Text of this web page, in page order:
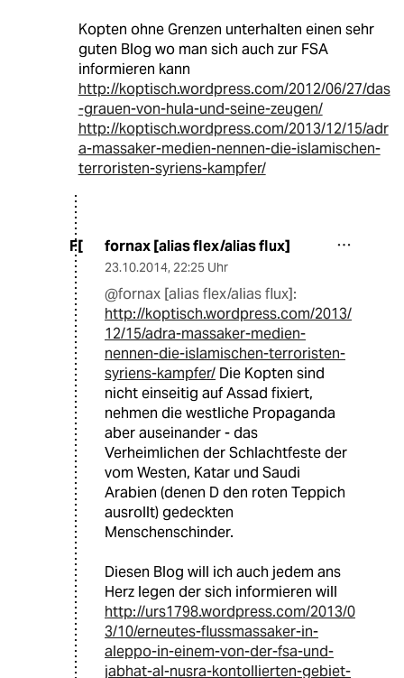
Kopten ohne Grenzen unterhalten einen sehr
guten Blog wo man sich auch zur FSA
informieren kann
http://koptisch.wordpress.com/2012/06/27/das
-grauen-von-hula-und-seine-zeugen/
http://koptisch.wordpress.com/2013/12/15/adr
a-massaker-medien-nennen-die-islamischen-
terroristen-syriens-kampfer/
F[ fornax [alias flex/alias flux]
23.10.2014, 22:25 Uhr
@fornax [alias flex/alias flux]:
http://koptisch.wordpress.com/2013/
12/15/adra-massaker-medien-
nennen-die-islamischen-terroristen-
syriens-kampfer/ Die Kopten sind
nicht einseitig auf Assad fixiert,
nehmen die westliche Propaganda
aber auseinander - das
Verheimlichen der Schlachtfeste der
vom Westen, Katar und Saudi
Arabien (denen D den roten Teppich
ausrollt) gedeckten
Menschenschinder.
Diesen Blog will ich auch jedem ans
Herz legen der sich informieren will
http://urs1798.wordpress.com/2013/0
3/10/erneutes-flussmassaker-in-
aleppo-in-einem-von-der-fsa-und-
jabhat-al-nusra-kontollierten-gebiet-